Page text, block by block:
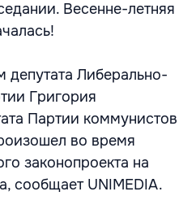
Весенне-летняя
депутата Либерально-
Григория
Партии коммунистов
во время
законопроекта на
сообщает UNIMEDIA.